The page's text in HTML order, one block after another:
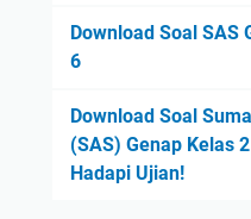
Download Soal SAS
6
Download Soal
(SAS) Genap Kelas
Hadapi Ujian!